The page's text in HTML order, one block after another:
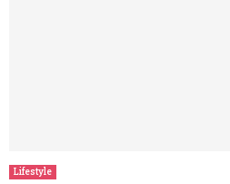
Lifestyle